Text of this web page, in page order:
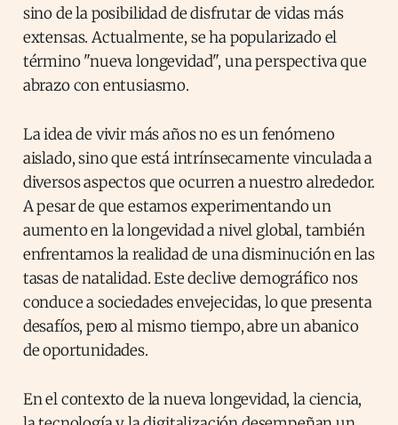
sino de la posibilidad de disfrutar de vidas más
extensas. Actualmente, se ha popularizado el
término "nueva longevidad", una perspectiva que
abrazo con entusiasmo.
La idea de vivir más años no es un fenómeno
aislado, sino que está intrínsecamente vinculada a
diversos aspectos que ocurren a nuestro alrededor.
A pesar de que estamos experimentando un
aumento en la longevidad a nivel global, también
enfrentamos la realidad de una disminución en las
tasas de natalidad. Este declive demográfico nos
conduce a sociedades envejecidas, lo que presenta
desafíos, pero al mismo tiempo, abre un abanico
de oportunidades.
En el contexto de la nueva longevidad, la ciencia,